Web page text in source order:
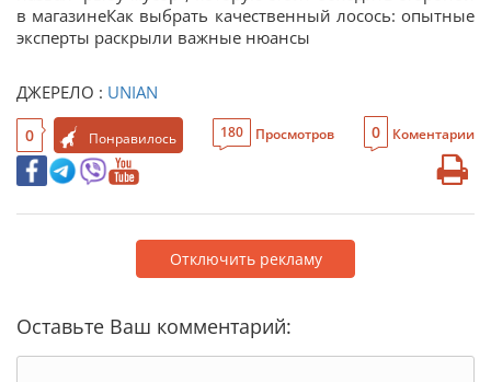
в магазинеКак выбрать качественный лосось: опытные
эксперты раскрыли важные нюансы
ДЖЕРЕЛО : UNIAN
0 Понравилось 180 Просмотров 0 Коментарии
Отключить рекламу
Оставьте Ваш комментарий: